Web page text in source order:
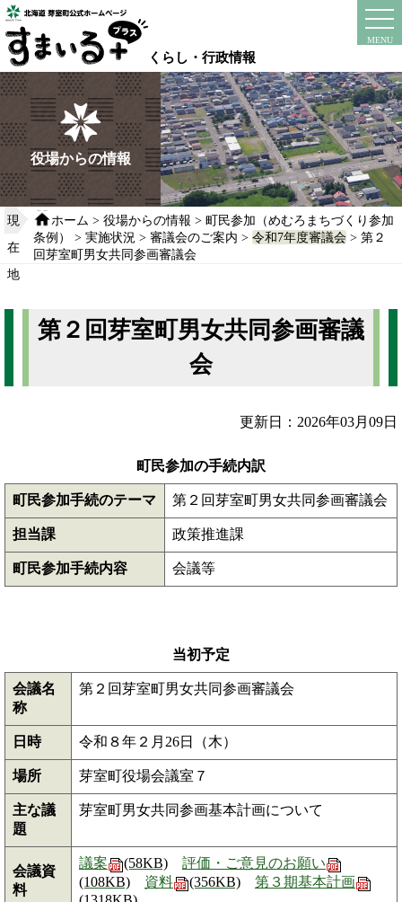
本
文
へ
移
動
る
くらし・行政情報
MENU
instagram
役場からの情報
現
在
地
ホーム >役場からの情報 >町民参加（めむろまちづくり参加
条例）
>実施状況 >審議会のご案内 >令和7年度審議会 > 第２
回芽室町男女共同参画審議会
第２回芽室町男女共同参画審議
会
更新日：2026年03月09日
町民参加の手続内訳
町民参加手続のテーマ 第２回芽室町男女共同参画審議会
担当課 政策推進課
町民参加手続内容 会議等
当初予定
会議名
称
第２回芽室町男女共同参画審議会
日時 令和８年２月26日（木）
場所 芽室町役場会議室７
主な議
題
芽室町男女共同参画基本計画について
会議資
料
議案 (58KB)
評価・ご意見のお願い
(108KB)
資料 (356KB)
第３期基本計画